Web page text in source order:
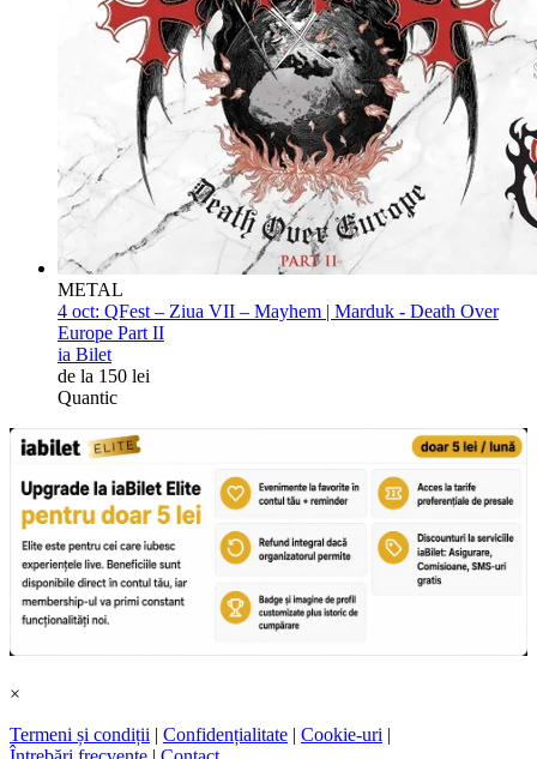
METAL
4 oct: QFest – Ziua VII – Mayhem | Marduk - Death Over
Europe Part II
ia Bilet
de la 150 lei
Quantic
×
Termeni și condiții | Confidențialitate | Cookie-uri |